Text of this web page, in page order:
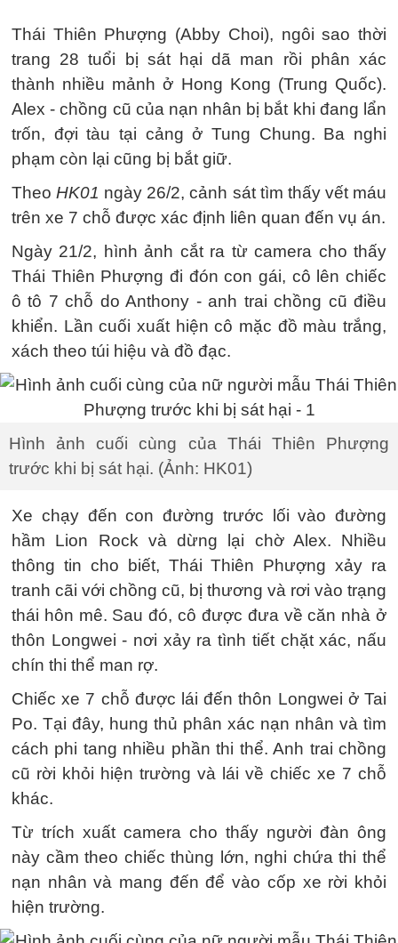
Thái Thiên Phượng (Abby Choi), ngôi sao thời
trang 28 tuổi bị sát hại dã man rồi phân xác
thành nhiều mảnh ở Hong Kong (Trung Quốc).
Alex - chồng cũ của nạn nhân bị bắt khi đang lẩn
trốn, đợi tàu tại cảng ở Tung Chung. Ba nghi
phạm còn lại cũng bị bắt giữ.
TheoHK01 ngày 26/2, cảnh sát tìm thấy vết máu
trên xe 7 chỗ được xác định liên quan đến vụ án.
Ngày 21/2, hình ảnh cắt ra từ camera cho thấy
Thái Thiên Phượng đi đón con gái, cô lên chiếc
ô tô 7 chỗ do Anthony - anh trai chồng cũ điều
khiển. Lần cuối xuất hiện cô mặc đồ màu trắng,
xách theo túi hiệu và đồ đạc.
Hình ảnh cuối cùng của Thái Thiên Phượng
trước khi bị sát hại. (Ảnh: HK01)
Xe chạy đến con đường trước lối vào đường
hầm Lion Rock và dừng lại chờ Alex. Nhiều
thông tin cho biết, Thái Thiên Phượng xảy ra
tranh cãi với chồng cũ, bị thương và rơi vào trạng
thái hôn mê. Sau đó, cô được đưa về căn nhà ở
thôn Longwei - nơi xảy ra tình tiết chặt xác, nấu
chín thi thể man rợ.
Chiếc xe 7 chỗ được lái đến thôn Longwei ở Tai
Po. Tại đây, hung thủ phân xác nạn nhân và tìm
cách phi tang nhiều phần thi thể. Anh trai chồng
cũ rời khỏi hiện trường và lái về chiếc xe 7 chỗ
khác.
Từ trích xuất camera cho thấy người đàn ông
này cầm theo chiếc thùng lớn, nghi chứa thi thể
nạn nhân và mang đến để vào cốp xe rời khỏi
hiện trường.